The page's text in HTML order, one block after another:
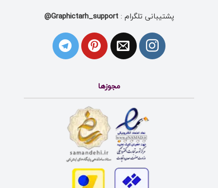
پشتیبانی تلگرام :Graphictarh_support@
مجوزها